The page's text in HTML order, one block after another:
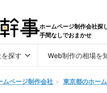
ホームページ制作会社探
手間なしでおまかせ
探す Web制作の相場を
ムページ制作会社 > 東京都のホー